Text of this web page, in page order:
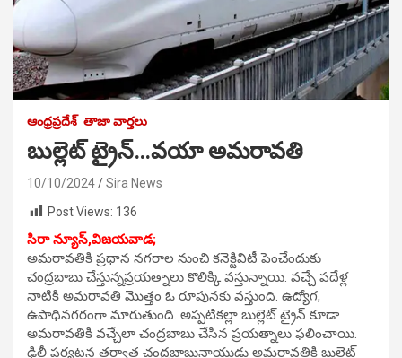
ఆంధ్రప్రదేశ్ తాజా వార్తలు
బుల్లెట్ ట్రైన్…వయా అమరావతి
10/10/2024
Sira News
Post Views: 136
సిరా న్యూస్,విజయవాడ;
అమరావతికి ప్రధాన నగరాల నుంచి కనెక్టివిటీ పెంచేందుకు
చంద్రబాబు చేస్తున్నప్రయత్నాలు కొలిక్కి వస్తున్నాయి. వచ్చే పదేళ్ల
నాటికి అమరావతి మొత్తం ఓ రూపునకు వస్తుంది. ఉద్యోగ,
ఉపాధినగరంగా మారుతుంది. అప్పటికల్లా బుల్లెట్ ట్రైన్ కూడా
అమరావతికి వచ్చేలా చంద్రబాబు చేసిన ప్రయత్నాలు ఫలించాయి.
ఢిల్లీ పర్యటన తర్వాత చంద్రబాబునాయుడు అమరావతికి బుల్లెట్